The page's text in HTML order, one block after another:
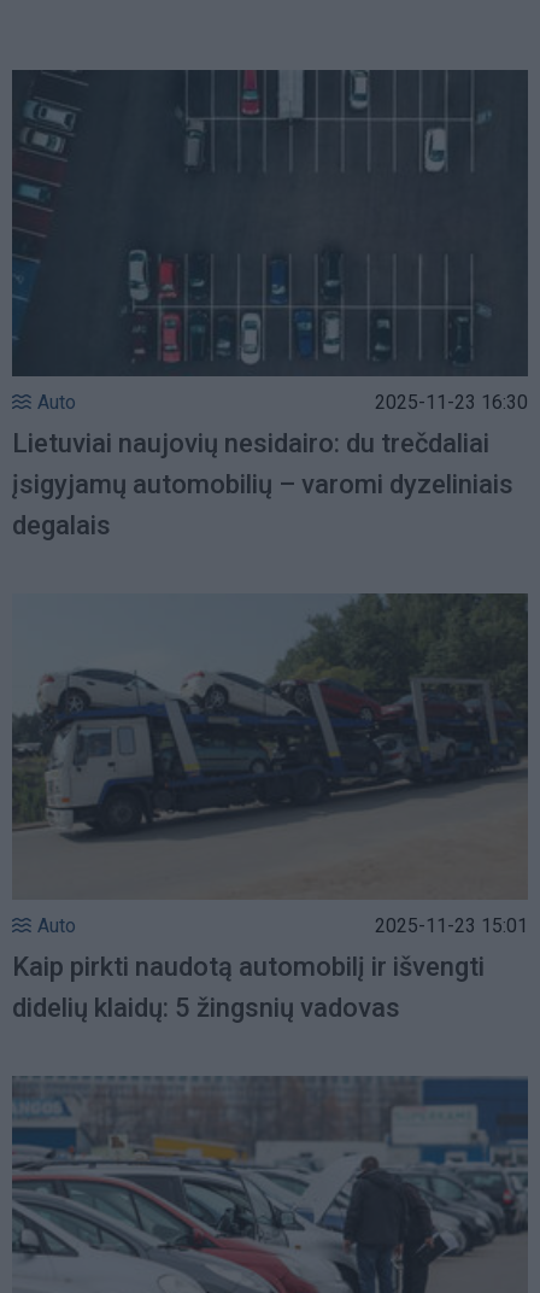
Auto 2025-11-23 16:30
Lietuviai naujovių nesidairo: du trečdaliai
įsigyjamų automobilių – varomi dyzeliniais
degalais
Auto 2025-11-23 15:01
Kaip pirkti naudotą automobilį ir išvengti
didelių klaidų: 5 žingsnių vadovas